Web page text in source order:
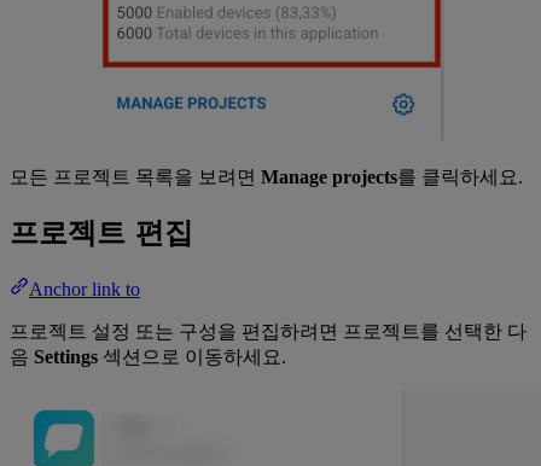
모든 프로젝트 목록을 보려면 Manage projects를 클릭하세요.
프로젝트 편집
Anchor link to
프로젝트 설정 또는 구성을 편집하려면 프로젝트를 선택한 다
음 Settings 섹션으로 이동하세요.